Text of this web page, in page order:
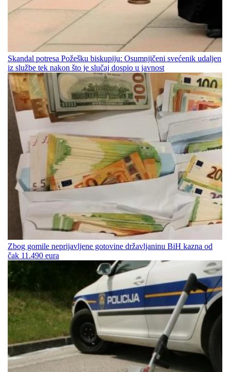
Skandal potresa Požešku biskupiju: Osumnjičeni svećenik udaljen
iz službe tek nakon što je slučaj dospio u javnost
Zbog gomile neprijavljene gotovine državljaninu BiH kazna od
čak 11.490 eura